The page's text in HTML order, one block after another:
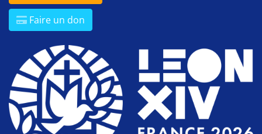
Faire un don